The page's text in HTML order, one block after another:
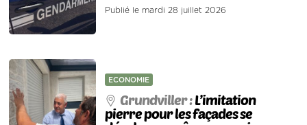
Publié le mardi 28 juillet 2026
ECONOMIE
Grundviller :L’imitation
pierre pour les façades se